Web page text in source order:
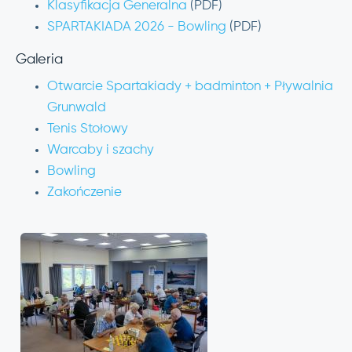
Klasyfikacja Generalna (PDF)
SPARTAKIADA 2026 - Bowling (PDF)
Galeria
Otwarcie Spartakiady + badminton + Pływalnia
Grunwald
Tenis Stołowy
Warcaby i szachy
Bowling
Zakończenie